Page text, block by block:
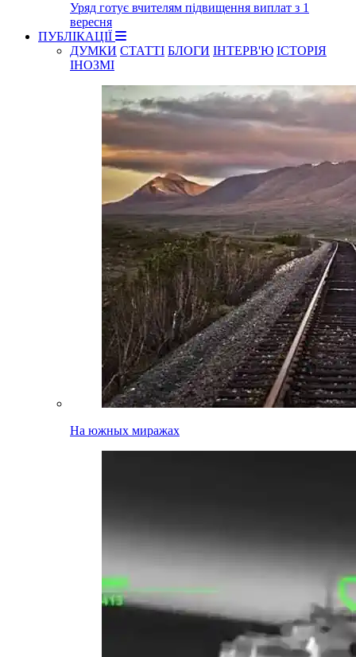
Уряд готує вчителям підвищення виплат з 1
вересня
ПУБЛІКАЦІЇ
ДУМКИ СТАТТІ БЛОГИ ІНТЕРВ'Ю ІСТОРІЯ
ІНОЗМІ
На южных миражах